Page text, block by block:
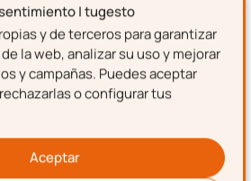
| tugesto
y de terceros para garantizar
la web, analizar su uso y mejorar
y campañas. Puedes aceptar
o configurar tus
Aceptar